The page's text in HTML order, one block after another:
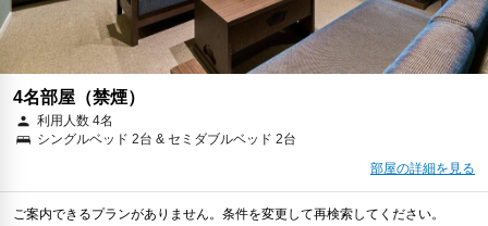
4名部屋（禁煙）
利用人数 4名
シングルベッド 2台 & セミダブルベッド 2台
部屋の詳細を見る
ご案内できるプランがありません。条件を変更して再検索してください。